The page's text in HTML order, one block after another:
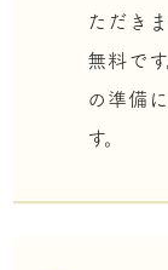
ただき
無料で
の準備
す。